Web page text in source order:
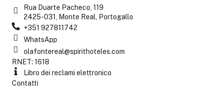
Rua Duarte Pacheco, 119
2425-031, Monte Real, Portogallo
+351 927811742
WhatsApp
olafontereal@spirithoteles.com
RNET: 1618
Libro dei reclami elettronico
Contatti